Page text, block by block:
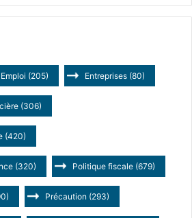
Emploi (205) Entreprises (80)
(306)
(420)
(320) Politique fiscale (679)
Précaution (293)